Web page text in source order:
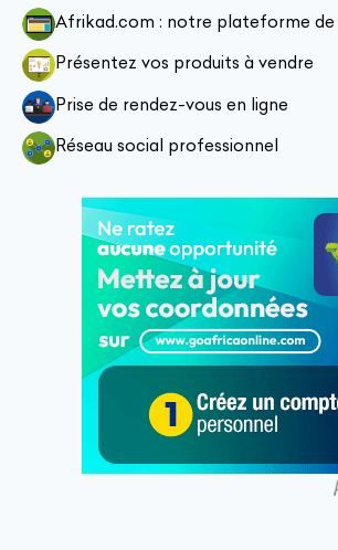
Afrikad.com : notre plateforme de
Présentez vos produits à vendre
Prise de rendez-vous en ligne
Réseau social professionnel